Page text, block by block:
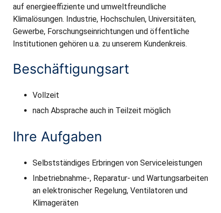
auf energieeffiziente und umweltfreundliche
Klimalösungen. Industrie, Hochschulen, Universitäten,
Gewerbe, Forschungseinrichtungen und öffentliche
Institutionen gehören u.a. zu unserem Kundenkreis.
Beschäftigungsart
Vollzeit
nach Absprache auch in Teilzeit möglich
Ihre Aufgaben
Selbstständiges Erbringen von Serviceleistungen
Inbetriebnahme-, Reparatur- und Wartungsarbeiten
an elektronischer Regelung, Ventilatoren und
Klimageräten